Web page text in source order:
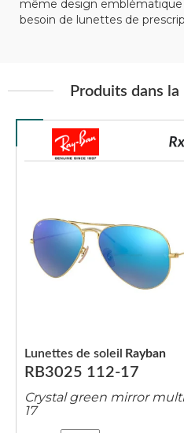
même design
besoin de lunettes de
Produits dans
RB3025 112-17
Lunettes de soleil Rayban
Crystal green mirror
17